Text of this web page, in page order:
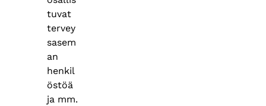
tuvat
tervey
sasem
an
henkil
östöä
ja mm.